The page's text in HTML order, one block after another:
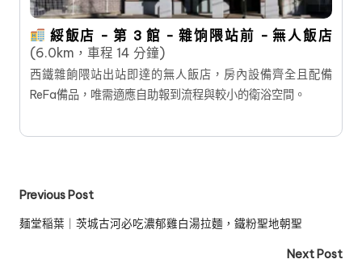
綏飯店 - 第 3 館 - 雜饷隈站前 - 無人飯店
(6.0km，車程 14 分鐘)
西鐵雜餉隈站出站即達的無人飯店，房內設備齊全且配備
ReFa備品，唯需適應自助報到流程與較小的衛浴空間。
Post
navigation
Previous Post
麺堂稲葉｜茨城古河必吃濃郁雞白湯拉麵，鐵粉聖地朝聖
Next Post